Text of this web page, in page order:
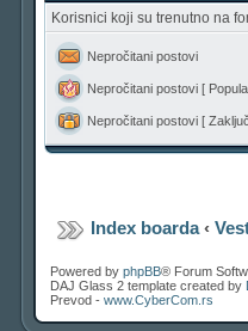
Korisnici koji su trenutno na
Nepročitani postovi
Nepročitani postovi [
Nepročitani postovi [
Index boarda‹
Powered by phpBB® Forum
DAJ Glass 2 template created by
Prevod - www.CyberCom.rs